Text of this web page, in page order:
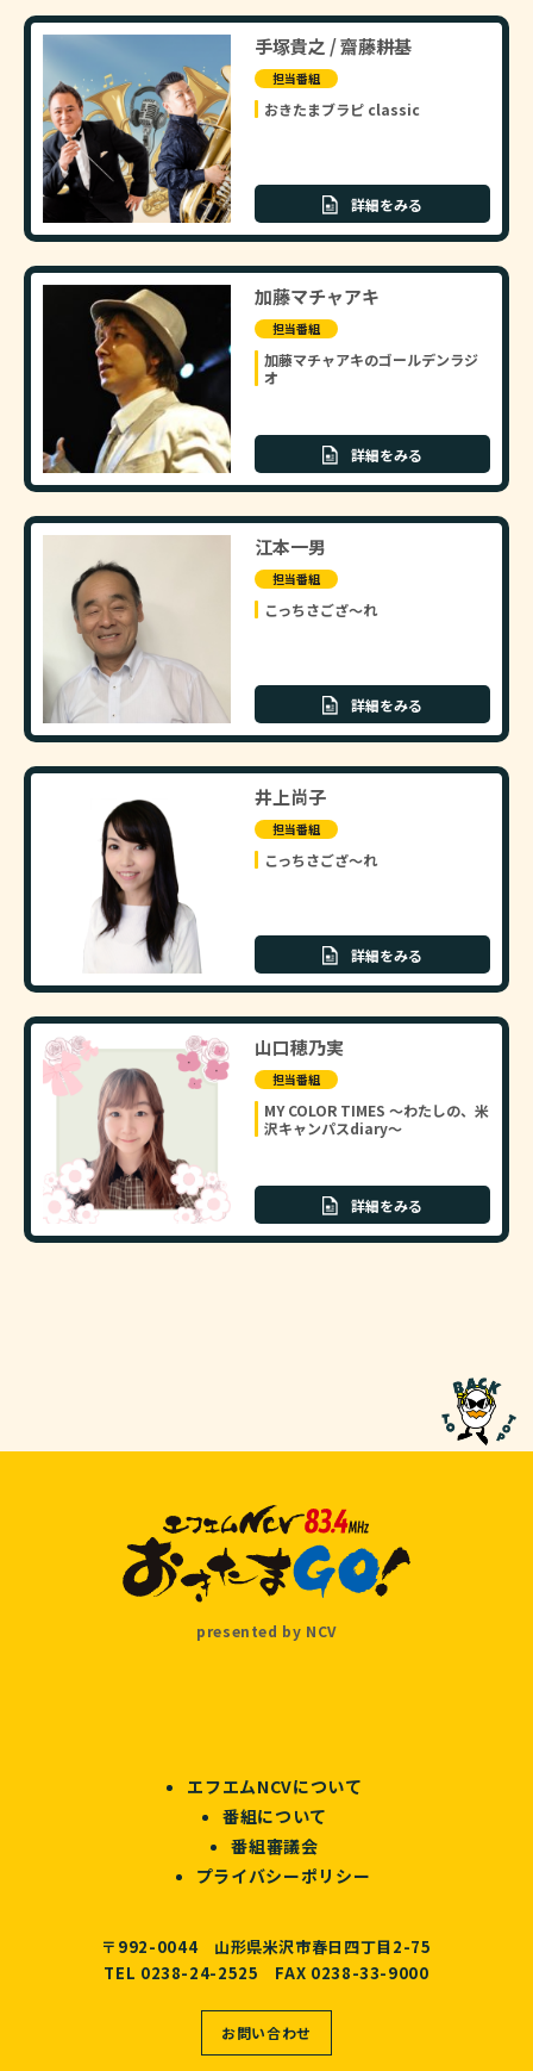
手塚貴之 / 齋藤耕基
担当番組
おきたまブラピ classic
詳細をみる
加藤マチャアキ
担当番組
加藤マチャアキのゴールデンラジ
オ
詳細をみる
江本一男
担当番組
こっちさござ～れ
詳細をみる
井上尚子
担当番組
こっちさござ～れ
詳細をみる
山口穂乃実
担当番組
MY COLOR TIMES ～わたしの、米
沢キャンパスdiary～
詳細をみる
presented by NCV
エフエムNCVについて
番組について
番組審議会
プライバシーポリシー
〒992-0044 山形県米沢市春日四丁目2-75
TEL 0238-24-2525 FAX 0238-33-9000
お問い合わせ